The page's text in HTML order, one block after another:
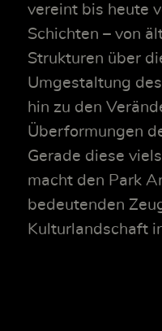
vereint bis heute
Schichten – von
Strukturen über
Umgestaltung
hin zu den
Überformungen
Gerade diese
macht den Park
bedeutenden
Kulturlandschaft